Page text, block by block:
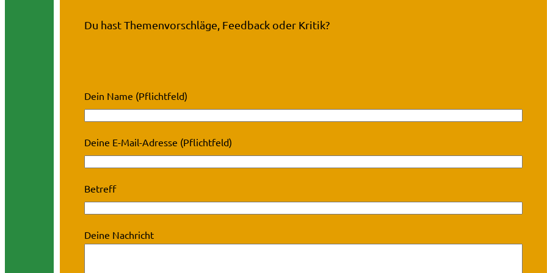
Du hast Themenvorschläge, Feedback oder Kritik?
Dein Name (Pflichtfeld)
Deine E-Mail-Adresse (Pflichtfeld)
Betreff
Deine Nachricht